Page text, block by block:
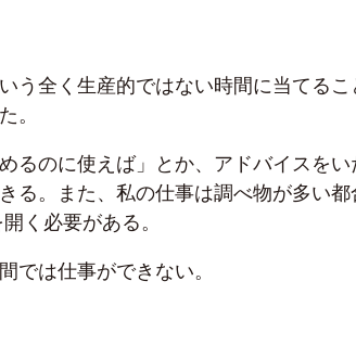
う全く生産的ではない時間に当てるこ
。
るのに使えば」とか、アドバイスをい
る。また、私の仕事は調べ物が多い都
く必要がある。
では仕事ができない。